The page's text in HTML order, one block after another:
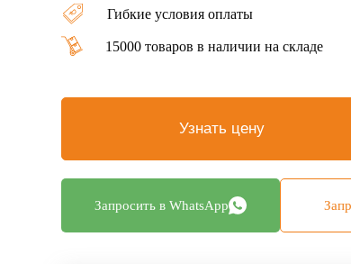
Гибкие условия оплаты
15000 товаров в наличии на складе
Узнать цену
Запросить в WhatsApp